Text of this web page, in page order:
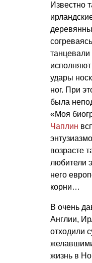
Известно
танцевали
удары
ног. При
была
«Моя
Чаплин
возрасте
любители
него
корни…
В очень
Англии,
отходили
жизнь в